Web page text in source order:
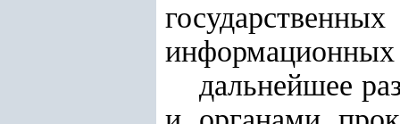
информационных
дальнейшее